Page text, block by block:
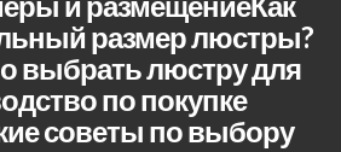
размер люстры?
выбрать люстру для
по покупке
советы по выбору